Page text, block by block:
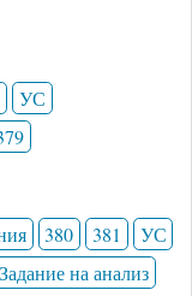
УС
380 381
УС
Задание на анализ